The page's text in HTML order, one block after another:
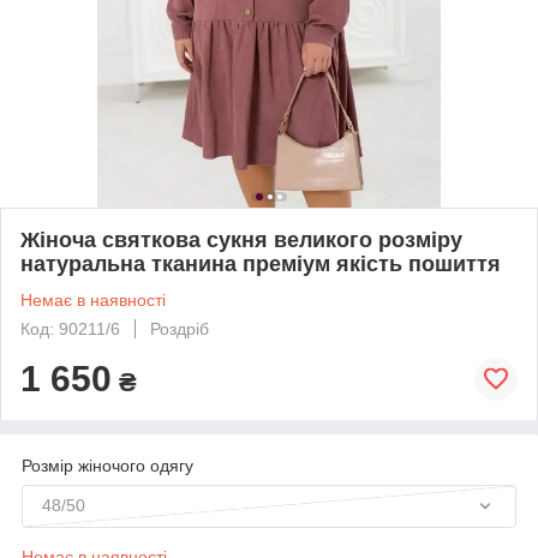
Жіноча святкова сукня великого розміру
натуральна тканина преміум якість пошиття
Немає в наявності
Код: 90211/6
Роздріб
1 650 ₴
Розмір жіночого одягу
48/50